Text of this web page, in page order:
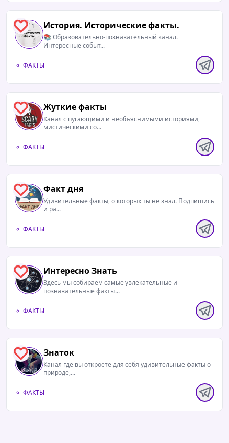
1 История. Исторические факты.
📚 Образовательно-познавательный канал.
Интересные событ...
ФАКТЫ
0 Жуткие факты
Канал с пугающими и необъяснимыми историями,
мистическими со...
ФАКТЫ
0 Факт дня
Удивительные факты, о которых ты не знал. Подпишись
и ра...
ФАКТЫ
0 Интересно Знать
Здесь мы собираем самые увлекательные и
познавательные факты...
ФАКТЫ
0 Знаток
Канал где вы откроете для себя удивительные факты о
природе,...
ФАКТЫ